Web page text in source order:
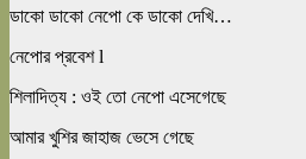
ডাকো ডাকো নেপো কে ডাকো দেখি…
নেপোর প্রবেশ l
শিলাদিত্য : ওই তো নেপো এসেগেছে
আমার খুশির জাহাজ ভেসে গেছে